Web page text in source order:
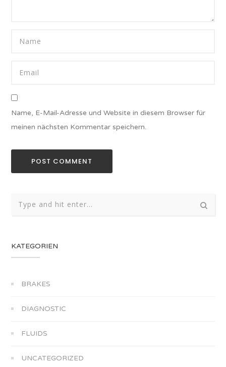
Name, E-Mail-Adresse und Website in diesem Browser für
meinen nächsten Kommentar speichern.
KATEGORIEN
BRAKES
DIAGNOSTIC
FLUIDS
UNCATEGORIZED